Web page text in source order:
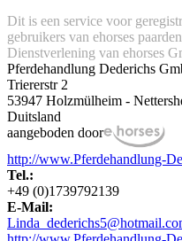
Dit is een service voor
gebruikers van ehorses
Dienstverlening van ehorses
Pferdehandlung Dederichs
Triererstr 2
53947 Holzmülheim -
Duitsland
aangeboden door
http://www.Pferdehandlung-
Tel.:
+49 (0)1739792139
E-Mail: